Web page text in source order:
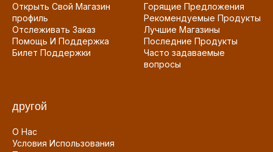
Открыть Свой Магазин
профиль
Отслеживать Заказ
Помощь И Поддержка
Билет Поддержки
Горящие Предложения
Рекомендуемые Продукты
Лучшие Магазины
Последние Продукты
Часто задаваемые
вопросы
другой
О Нас
Условия Использования